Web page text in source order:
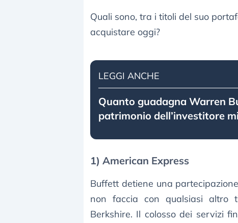
Quali sono, tra i titoli del suo
acquistare oggi?
LEGGI ANCHE
Quanto guadagna Warren
patrimonio dell’investitore
1) American Express
Buffett detiene una
non faccia con qualsiasi altro
Berkshire. Il colosso dei servizi